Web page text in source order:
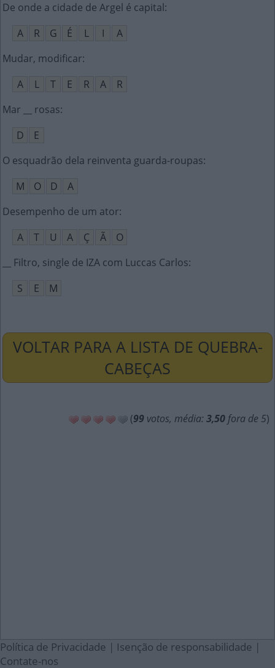
De onde a cidade de Argel é capital:
A
R G É L I
A
Mudar, modificar:
A
L T E R A
R
Mar __ rosas:
D
E
O esquadrão dela reinventa guarda-roupas:
M
O D
A
Desempenho de um ator:
A
T U A Ç Ã
O
__ Filtro, single de IZA com Luccas Carlos:
S
E M
VOLTAR PARA A LISTA DE QUEBRA-
CABEÇAS
(99 votos, média: 3,50 fora de 5)
Política de Privacidade | Isenção de responsabilidade |
Contate-nos